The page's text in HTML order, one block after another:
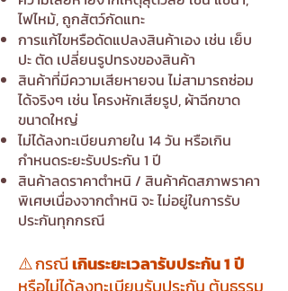
ไฟไหม้, ถูกสัตว์กัดแทะ
การแก้ไขหรือดัดแปลงสินค้าเอง เช่น เย็บ
ปะ ตัด เปลี่ยนรูปทรงของสินค้า
สินค้าที่มีความเสียหายจน ไม่สามารถซ่อม
ได้จริงๆ เช่น โครงหักเสียรูป, ผ้าฉีกขาด
ขนาดใหญ่
ไม่ได้ลงทะเบียนภายใน 14 วัน หรือเกิน
กำหนดระยะรับประกัน 1 ปี
สินค้าลดราคาตำหนิ / สินค้าคัดสภาพราคา
พิเศษเนื่องจากตำหนิ จะ ไม่อยู่ในการรับ
ประกันทุกกรณี
⚠️ กรณีเกินระยะเวลารับประกัน 1 ปี
หรือไม่ได้ลงทะเบียนรับประกัน ต้นธรรม